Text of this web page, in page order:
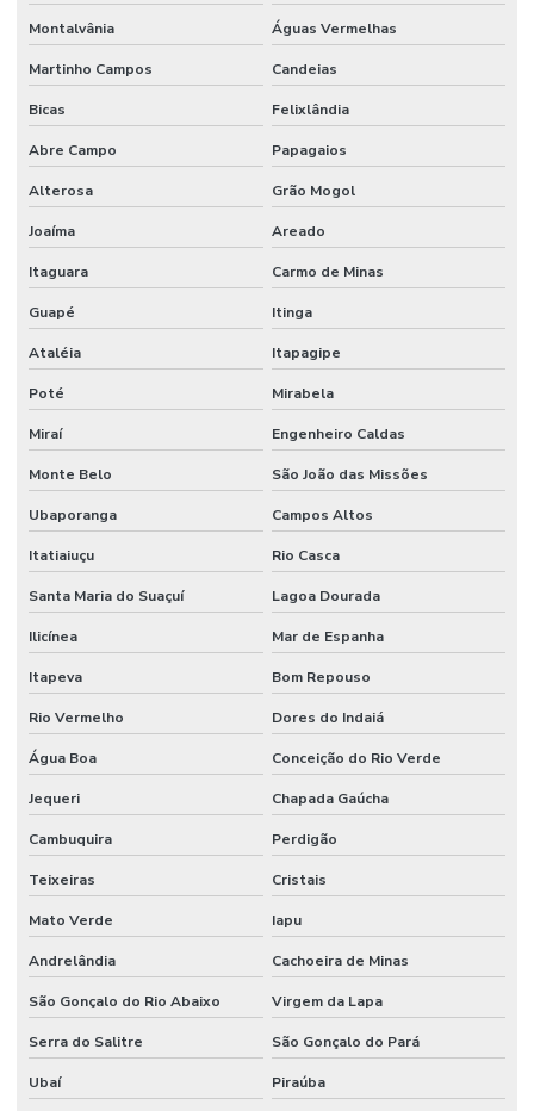
Montalvânia Águas Vermelhas
Martinho Campos Candeias
Bicas Felixlândia
Abre Campo Papagaios
Alterosa Grão Mogol
Joaíma Areado
Itaguara Carmo de Minas
Guapé Itinga
Ataléia Itapagipe
Poté Mirabela
Miraí Engenheiro Caldas
Monte Belo São João das Missões
Ubaporanga Campos Altos
Itatiaiuçu Rio Casca
Santa Maria do Suaçuí Lagoa Dourada
Ilicínea Mar de Espanha
Itapeva Bom Repouso
Rio Vermelho Dores do Indaiá
Água Boa Conceição do Rio Verde
Jequeri Chapada Gaúcha
Cambuquira Perdigão
Teixeiras Cristais
Mato Verde Iapu
Andrelândia Cachoeira de Minas
São Gonçalo do Rio Abaixo Virgem da Lapa
Serra do Salitre São Gonçalo do Pará
Ubaí Piraúba